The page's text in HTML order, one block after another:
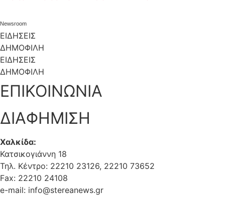
Newsroom
ΕΙΔΗΣΕΙΣ
ΔΗΜΟΦΙΛΗ
ΕΙΔΗΣΕΙΣ
ΔΗΜΟΦΙΛΗ
ΕΠΙΚΟΙΝΩΝΙΑ
ΔΙΑΦΗΜΙΣΗ
Χαλκίδα:
Κατσικογιάννη 18
Τηλ. Κέντρο: 22210 23126, 22210 73652
Fax: 22210 24108
e-mail: info@stereanews.gr